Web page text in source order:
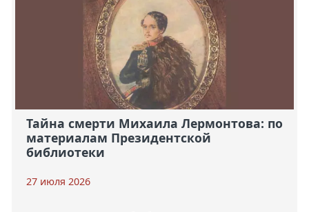
Тайна смерти Михаила Лермонтова: по
материалам Президентской
библиотеки
27 июля 2026